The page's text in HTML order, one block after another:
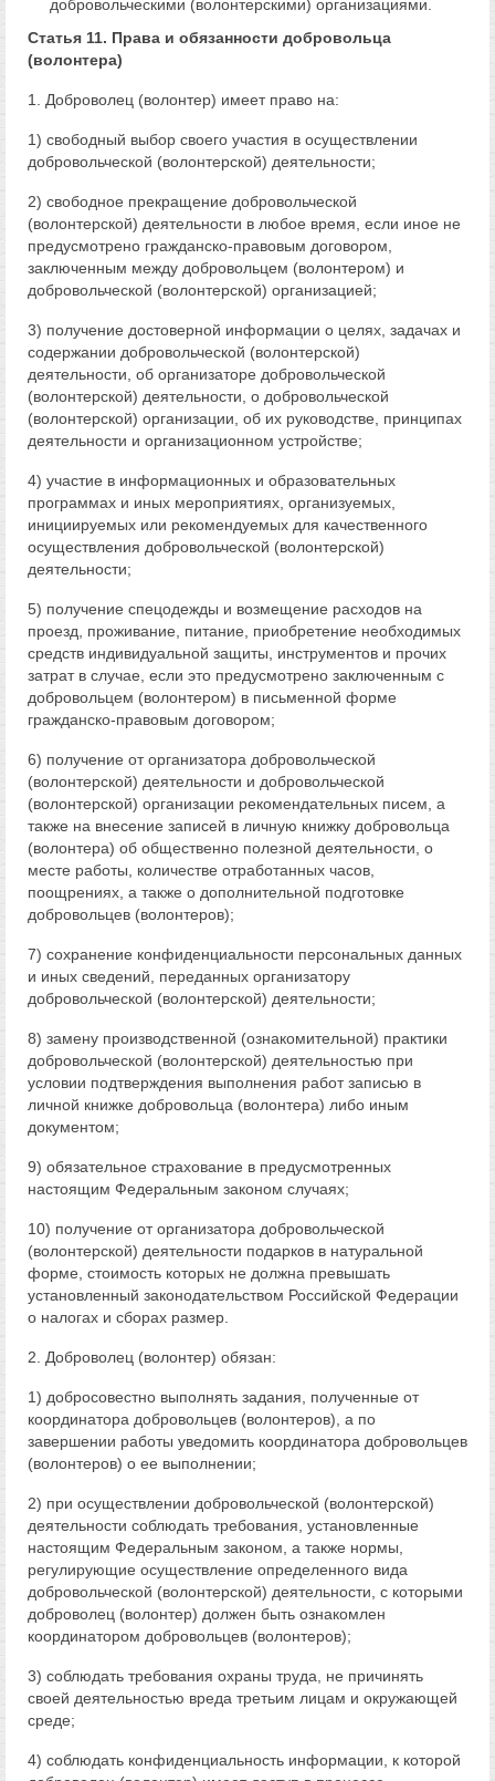
добровольческими (волонтерскими) организациями.
Статья 11. Права и обязанности добровольца
(волонтера)
1. Доброволец (волонтер) имеет право на:
1) свободный выбор своего участия в осуществлении
добровольческой (волонтерской) деятельности;
2) свободное прекращение добровольческой
(волонтерской) деятельности в любое время, если иное не
предусмотрено гражданско-правовым договором,
заключенным между добровольцем (волонтером) и
добровольческой (волонтерской) организацией;
3) получение достоверной информации о целях, задачах и
содержании добровольческой (волонтерской)
деятельности, об организаторе добровольческой
(волонтерской) деятельности, о добровольческой
(волонтерской) организации, об их руководстве, принципах
деятельности и организационном устройстве;
4) участие в информационных и образовательных
программах и иных мероприятиях, организуемых,
инициируемых или рекомендуемых для качественного
осуществления добровольческой (волонтерской)
деятельности;
5) получение спецодежды и возмещение расходов на
проезд, проживание, питание, приобретение необходимых
средств индивидуальной защиты, инструментов и прочих
затрат в случае, если это предусмотрено заключенным с
добровольцем (волонтером) в письменной форме
гражданско-правовым договором;
6) получение от организатора добровольческой
(волонтерской) деятельности и добровольческой
(волонтерской) организации рекомендательных писем, а
также на внесение записей в личную книжку добровольца
(волонтера) об общественно полезной деятельности, о
месте работы, количестве отработанных часов,
поощрениях, а также о дополнительной подготовке
добровольцев (волонтеров);
7) сохранение конфиденциальности персональных данных
и иных сведений, переданных организатору
добровольческой (волонтерской) деятельности;
8) замену производственной (ознакомительной) практики
добровольческой (волонтерской) деятельностью при
условии подтверждения выполнения работ записью в
личной книжке добровольца (волонтера) либо иным
документом;
9) обязательное страхование в предусмотренных
настоящим Федеральным законом случаях;
10) получение от организатора добровольческой
(волонтерской) деятельности подарков в натуральной
форме, стоимость которых не должна превышать
установленный законодательством Российской Федерации
о налогах и сборах размер.
2. Доброволец (волонтер) обязан:
1) добросовестно выполнять задания, полученные от
координатора добровольцев (волонтеров), а по
завершении работы уведомить координатора добровольцев
(волонтеров) о ее выполнении;
2) при осуществлении добровольческой (волонтерской)
деятельности соблюдать требования, установленные
настоящим Федеральным законом, а также нормы,
регулирующие осуществление определенного вида
добровольческой (волонтерской) деятельности, с которыми
доброволец (волонтер) должен быть ознакомлен
координатором добровольцев (волонтеров);
3) соблюдать требования охраны труда, не причинять
своей деятельностью вреда третьим лицам и окружающей
среде;
4) соблюдать конфиденциальность информации, к которой